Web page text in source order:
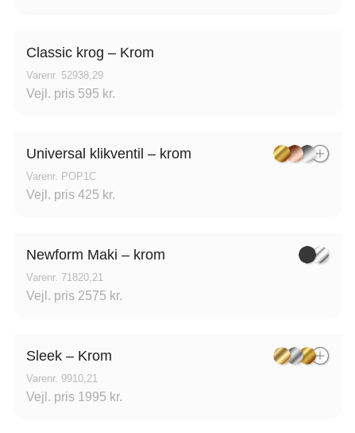
Classic krog – Krom
Varenr. 52938,29
Vejl. pris 595 kr.
Universal klikventil – krom
Varenr. POP1C
Vejl. pris 425 kr.
Newform Maki – krom
Varenr. 71820,21
Vejl. pris 2575 kr.
Sleek – Krom
Varenr. 9910,21
Vejl. pris 1995 kr.
Vedsted Vej 6, 6760